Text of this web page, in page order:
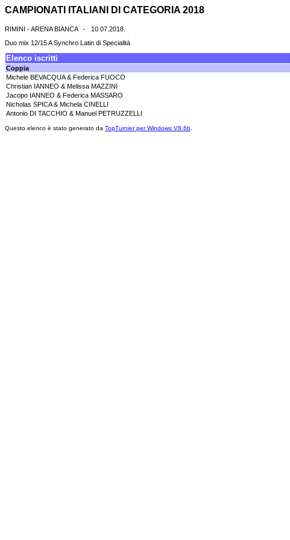
CAMPIONATI ITALIANI DI CATEGORIA 2018
RIMINI - ARENA BIANCA - 10.07.2018.
Duo mix 12/15 A Synchro Latin di Specialità
Elenco iscritti
Coppia
Michele BEVACQUA & Federica FUOCO
Christian IANNEO & Melissa MAZZINI
Jacopo IANNEO & Federica MASSARO
Nicholas SPICA & Michela CINELLI
Antonio DI TACCHIO & Manuel PETRUZZELLI
Questo elenco è stato generato da TopTurnier per Windows V8.6b